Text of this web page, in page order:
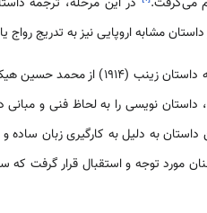
مشابه اروپایی نیز به تدریج رواج
بسیاری از پژوهشگران حوزه ادبیات داستانی در جهان عرب باور دارند که داستان زینب
نویسی را به لحاظ فنی و مبانی
داستان به دلیل به کارگیری زبان ساده
مورد توجه و استقبال قرار گرفت که